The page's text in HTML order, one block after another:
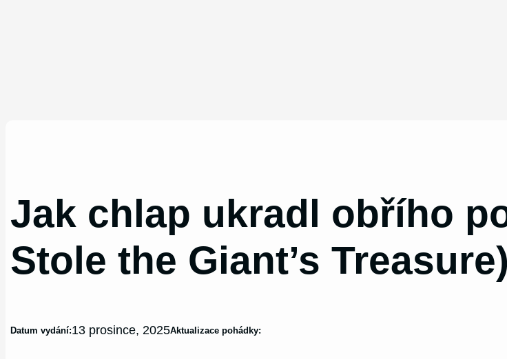
Jak chlap ukradl obřího
Stole the Giant’s Treasure)
Datum vydání:13 prosince, 2025Aktualizace pohádky: